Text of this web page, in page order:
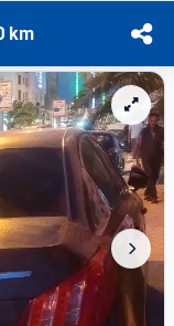
km